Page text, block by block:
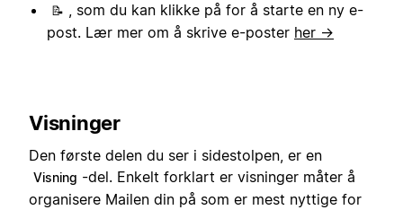
📝 , som du kan klikke på for å starte en ny e-
post. Lær mer om å skrive e-poster her →
Visninger
Den første delen du ser i sidestolpen, er en
Visning -del. Enkelt forklart er visninger måter å
organisere Mailen din på som er mest nyttige for